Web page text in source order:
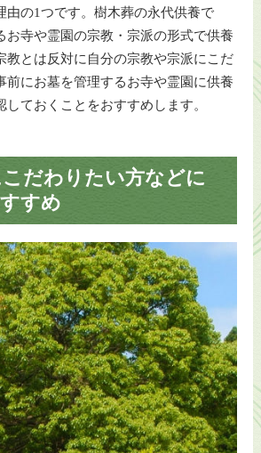
由の1つです。樹木葬の永代供養で
お寺や霊園の宗教・宗派の形式で供養
教とは反対に自分の宗教や宗派にこだ
前にお墓を管理するお寺や霊園に供養
ておくことをおすすめします。
だわりたい方などに
すめ